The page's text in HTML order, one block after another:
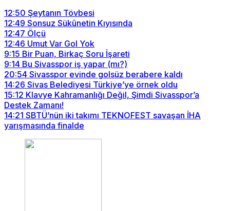
12:50 Şeytanın Tövbesi
12:49 Sonsuz Sükûnetin Kıyısında
12:47 Ölçü
12:46 Umut Var Gol Yok
9:15 Bir Puan, Birkaç Soru İşareti
9:14 Bu Sivasspor iş yapar (mı?)
20:54 Sivasspor evinde golsüz berabere kaldı
14:26 Sivas Belediyesi Türkiye’ye örnek oldu
15:12 Klavye Kahramanlığı Değil, Şimdi Sivasspor’a
Destek Zamanı!
14:21 SBTÜ’nün iki takımı TEKNOFEST savaşan İHA
yarışmasında finalde